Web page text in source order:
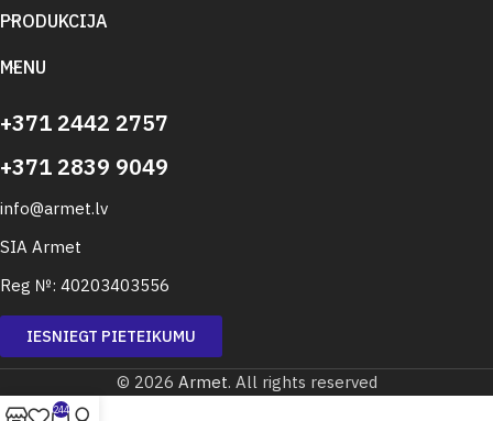
PRODUKCIJA
MENU
+371 2442 2757
+371 2839 9049
info@armet.lv
SIA Armet
Reg №: 40203403556
IESNIEGT PIETEIKUMU
© 2026 Armet. All rights reserved
244